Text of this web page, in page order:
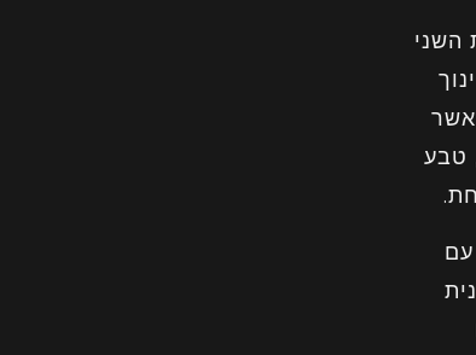
השני
טבע